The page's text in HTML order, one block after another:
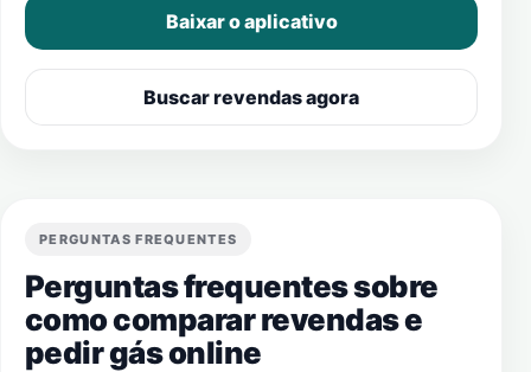
Baixar o aplicativo
Buscar revendas agora
PERGUNTAS FREQUENTES
Perguntas frequentes sobre
como comparar revendas e
pedir gás online